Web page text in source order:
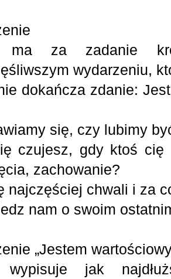
ma za zadanie
wydarzeniu,
dokańcza zdanie:
się, czy lubimy
czujesz, gdy ktoś cię
zachowanie?
najczęściej chwali i za
nam o swoim
„Jestem
wypisuje jak